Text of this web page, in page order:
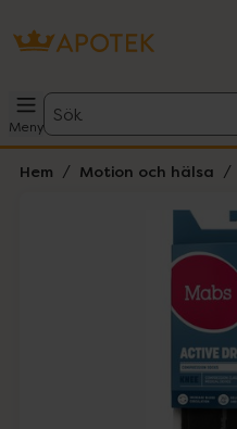
Meny
Sök
Hem Motion och hälsa
Lista: .